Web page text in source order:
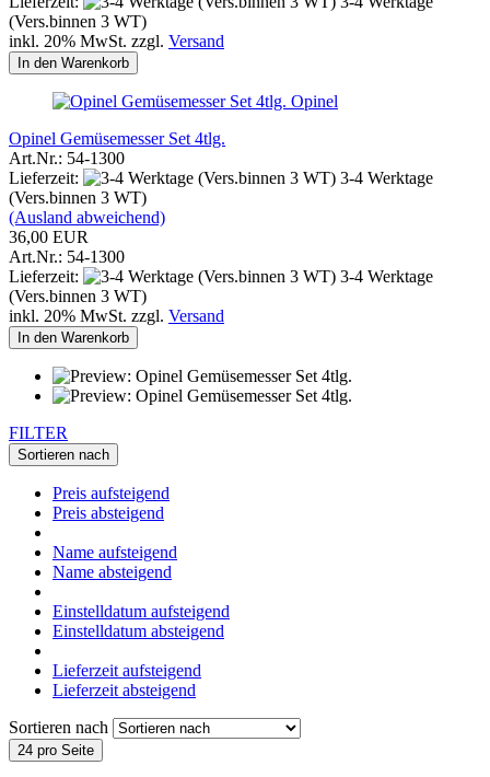
(Vers.binnen 3 WT)
inkl. 20% MwSt. zzgl. Versand
In den Warenkorb
Opinel
Opinel Gemüsemesser Set 4tlg.
Art.Nr.: 54-1300
Lieferzeit:
3-4 Werktage
(Vers.binnen 3 WT)
(Ausland abweichend)
36,00 EUR
Art.Nr.: 54-1300
Lieferzeit:
3-4 Werktage
(Vers.binnen 3 WT)
inkl. 20% MwSt. zzgl. Versand
In den Warenkorb
FILTER
Sortieren nach
Preis aufsteigend
Preis absteigend
Name aufsteigend
Name absteigend
Einstelldatum aufsteigend
Einstelldatum absteigend
Lieferzeit aufsteigend
Lieferzeit absteigend
Sortieren nach
24 pro Seite